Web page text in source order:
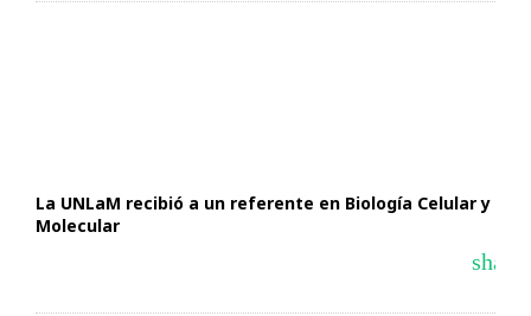
La UNLaM recibió a un referente en Biología Celular y
Molecular
share